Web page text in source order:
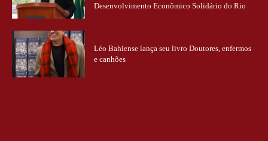
Desenvolvimento Econômico Solidário do Rio
Léo Bahiense lança seu livro Doutores, enfermos
e canhões